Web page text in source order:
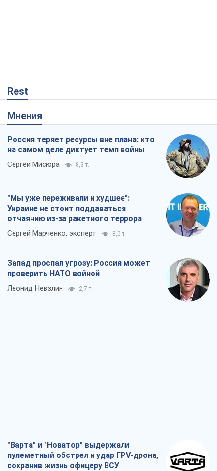
Rest
Мнения
Россия теряет ресурсы вне плана: кто
на самом деле диктует темп войны
Сергей Мисюра 8,3 т.
"Мы уже переживали и худшее":
Украине не стоит поддаваться
отчаянию из-за ракетного террора
Сергей Марченко, эксперт 8,0 т.
Запад проспал угрозу: Россия может
проверить НАТО войной
Леонид Невзлин 2,7 т.
"Варта" и "Новатор" выдержали
пулеметный обстрел и удар FPV-дрона,
сохранив жизнь офицеру ВСУ